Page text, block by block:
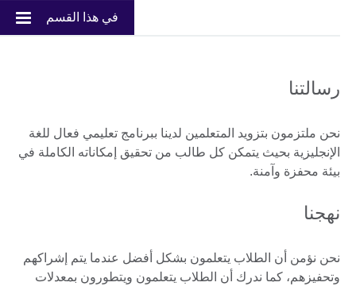
في هذا القسم
رسالتنا
نحن ملتزمون بتزويد المتعلمين لدينا ببرنامج تعليمي فعال للغة
الإنجليزية بحيث يتمكن كل طالب من تحقيق إمكاناته الكاملة في
بيئة محفزة وآمنة.
نهجنا
نحن نؤمن أن الطلاب يتعلمون بشكل أفضل عندما يتم إشراكهم
وتحفيزهم، كما ندرك أن الطلاب يتعلمون ويتطورون بمعدلات